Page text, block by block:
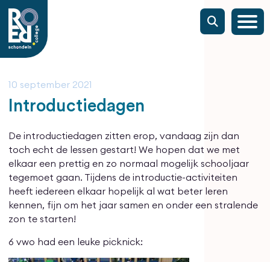
10 september 2021
Introductiedagen
De introductiedagen zitten erop, vandaag zijn dan
toch echt de lessen gestart! We hopen dat we met
elkaar een prettig en zo normaal mogelijk schooljaar
tegemoet gaan. Tijdens de introductie-activiteiten
heeft iedereen elkaar hopelijk al wat beter leren
kennen, fijn om het jaar samen en onder een stralende
zon te starten!
6 vwo had een leuke picknick: